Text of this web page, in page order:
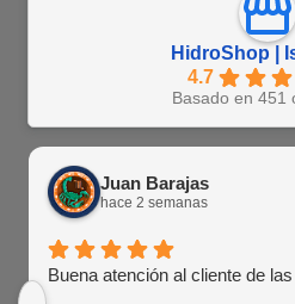
HidroShop |
4.7
Basado en 451
Juan Barajas
hace 2 semanas
Buena atención al cliente de